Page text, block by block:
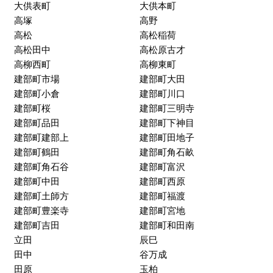
大供表町
大供本町
高塚
高野
高松
高松稲荷
高松田中
高松原古才
高柳西町
高柳東町
建部町市場
建部町大田
建部町小倉
建部町川口
建部町桜
建部町三明寺
建部町品田
建部町下神目
建部町建部上
建部町田地子
建部町鶴田
建部町角石畝
建部町角石谷
建部町富沢
建部町中田
建部町西原
建部町土師方
建部町福渡
建部町豊楽寺
建部町宮地
建部町吉田
建部町和田南
立田
辰巳
田中
谷万成
田原
玉柏